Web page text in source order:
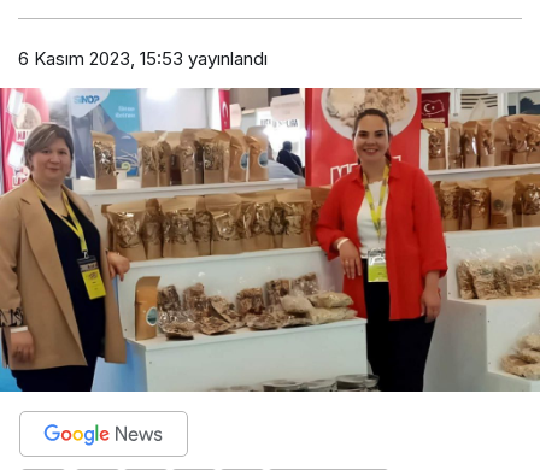
6 Kasım 2023, 15:53 yayınlandı